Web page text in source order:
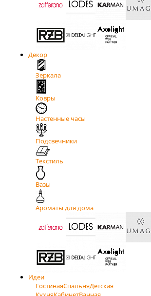
Декор
Зеркала
Ковры
Настенные часы
Подсвечники
Текстиль
Вазы
Ароматы для дома
Идеи
ГостинаяСпальняДетская